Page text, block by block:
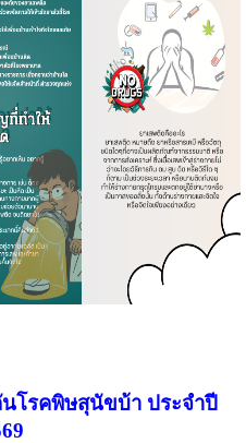
โรคพิษสุนัขบ้า ประจำปี